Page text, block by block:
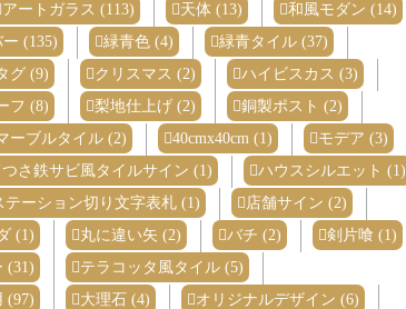
アートガラス (113) 天体 (13)
和風モダン (14)
(135) 緑青色 (4)
緑青タイル (37)
グ (9) クリスマス (2)
ハイビスカス (3)
フ (8) 梨地仕上げ (2)
銅製ポスト (2)
ーブルタイル (2) 40cmx40cm (1)
モデア (3)
つさ鉄サビ風タイルサイン (1)
ハウスシルエット (1)
テーション切り文字表札 (1)
店舗サイン (2)
(1) 丸に違い矢 (2) バチ (2)
剣片喰 (1)
(31)
テラコッタ風タイル (5)
(97) 大理石 (4)
オリジナルデザイン (6)